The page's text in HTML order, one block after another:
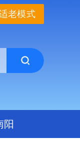
老模式
阳